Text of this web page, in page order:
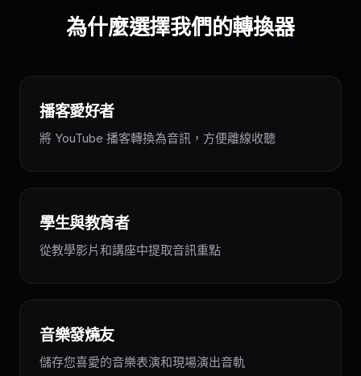
為什麼選擇我們的轉換器
播客愛好者
將 YouTube 播客轉換為音訊，方便離線收聽
學生與教育者
從教學影片和講座中提取音訊重點
音樂發燒友
儲存您喜愛的音樂表演和現場演出音軌